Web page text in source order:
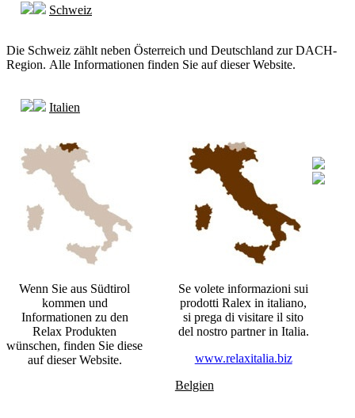
Schweiz
Die Schweiz zählt neben Österreich und Deutschland zur DACH-
Region. Alle Informationen finden Sie auf dieser Website.
Italien
Wenn Sie aus Südtirol
kommen und
Informationen zu den
Relax Produkten
wünschen, finden Sie diese
auf dieser Website.
Se volete informazioni sui
prodotti Ralex in italiano,
si prega di visitare il sito
del nostro partner in Italia.
www.relaxitalia.biz
Belgien